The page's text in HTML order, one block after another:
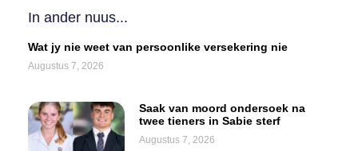
In ander nuus...
Wat jy nie weet van persoonlike versekering nie
Augustus 7, 2026
Saak van moord ondersoek na
twee tieners in Sabie sterf
Augustus 7, 2026